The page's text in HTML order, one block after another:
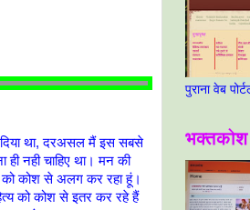
था, दरअसल मैं इस सबसे
नही चाहिए था। मन की
को कोश से अलग कर रहा हूं।
को कोश से इतर कर रहे हैं
पुराना वेब
भक्तकोश